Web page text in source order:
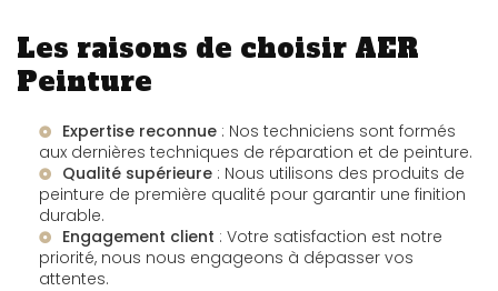
Les raisons de choisir AER
Peinture
Expertise reconnue : Nos techniciens sont formés
aux dernières techniques de réparation et de peinture.
Qualité supérieure : Nous utilisons des produits de
peinture de première qualité pour garantir une finition
durable.
Engagement client : Votre satisfaction est notre
priorité, nous nous engageons à dépasser vos
attentes.